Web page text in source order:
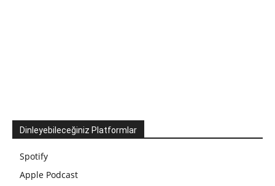
Dinleyebileceğiniz Platformlar
Spotify
Apple Podcast